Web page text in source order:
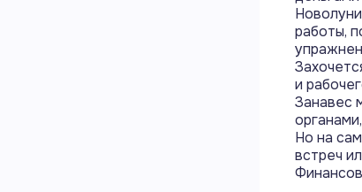
работы,
и
Занавес
Но на
встреч